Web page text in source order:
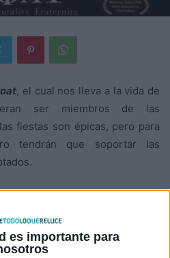
es importante para
, el cual nos lleva a la vida de
ser miembros de las
fiestas son épicas, pero para
tendrán que soportar las
de
muy buenas críticas, por lo que
exJonas Brothers Nick Jonas